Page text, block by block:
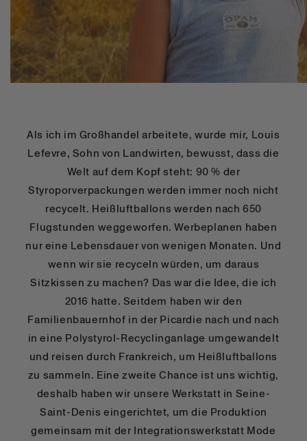
Als ich im Großhandel arbeitete, wurde mir, Louis
Lefevre, Sohn von Landwirten, bewusst, dass die
Welt auf dem Kopf steht: 90 % der
Styroporverpackungen werden immer noch nicht
recycelt. Heißluftballons werden nach 650
Flugstunden weggeworfen. Werbeplanen haben
nur eine Lebensdauer von wenigen Monaten. Und
wenn wir sie recyceln würden, um daraus
Sitzkissen zu machen? Das war die Idee, die ich
2016 hatte. Seitdem haben wir den
Familienbauernhof in der Picardie nach und nach
in eine Polystyrol-Recyclinganlage umgewandelt
und reisen durch Frankreich, um Heißluftballons
zu sammeln. Eine zweite Chance ist uns wichtig,
deshalb haben wir unsere Werkstatt in Seine-
Saint-Denis eingerichtet, um die Produktion
gemeinsam mit der Integrationswerkstatt Mode